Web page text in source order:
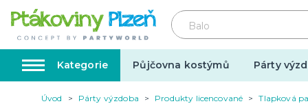
Kategorie Půjčovna kostýmů Párty
Úvod Párty výzdoba Produkty licencované Tlapková